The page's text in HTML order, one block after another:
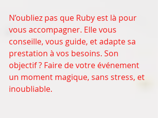
N’oubliez pas que Ruby est là pour
vous accompagner. Elle vous
conseille, vous guide, et adapte sa
prestation à vos besoins. Son
objectif ? Faire de votre événement
un moment magique, sans stress, et
inoubliable.